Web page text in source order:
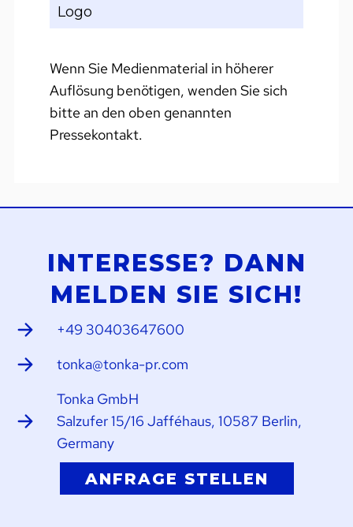
Logo
Wenn Sie Medienmaterial in höherer
Auflösung benötigen, wenden Sie sich
bitte an den oben genannten
Pressekontakt.
INTERESSE? DANN
MELDEN SIE SICH!
+49 30403647600
tonka@tonka-pr.com
Tonka GmbH
Salzufer 15/16 Jafféhaus, 10587 Berlin,
Germany
ANFRAGE STELLEN